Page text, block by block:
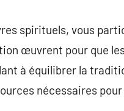
spirituels, vous
œuvrent pour que
à équilibrer la
nécessaires